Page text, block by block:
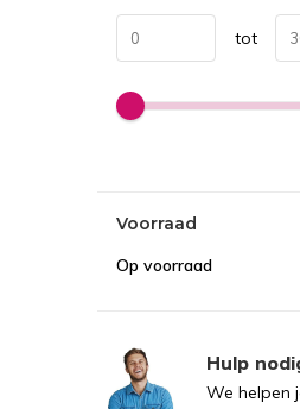
tot
Voorraad
Op voorraad
Hulp
We helpen